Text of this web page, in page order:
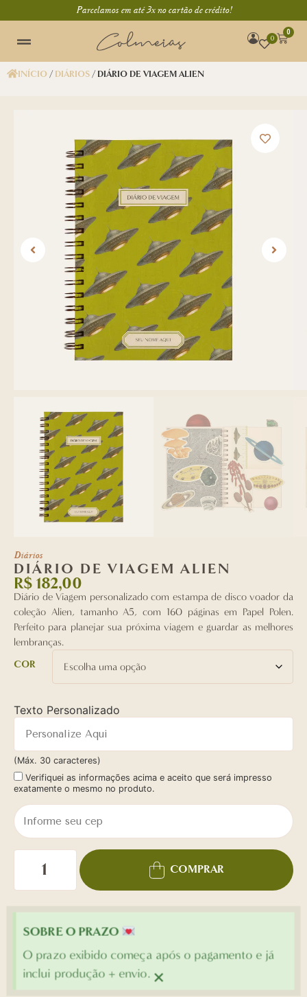
Parcelamos em até 3x no cartão de crédito!
0
0
INÍCIO/DIÁRIOS/ DIÁRIO DE VIAGEM ALIEN
Diários
DIÁRIO DE VIAGEM ALIEN
R$ 182,00
Diário de Viagem personalizado com estampa de disco voador da
coleção Alien, tamanho A5, com 160 páginas em Papel Polen.
Perfeito para planejar sua próxima viagem e guardar as melhores
lembranças.
COR
Texto Personalizado
(Máx. 30 caracteres)
Verifiquei as informações acima e aceito que será impresso
exatamente o mesmo no produto.
COMPRAR
SOBRE O PRAZO
O prazo exibido começa após o pagamento e já
inclui produção + envio. ×